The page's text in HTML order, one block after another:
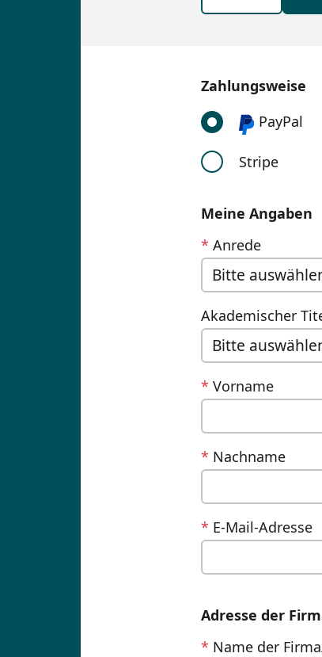
Zahlungsweise
PayPal
Stripe
Meine Angaben
* Anrede
Akademischer
* Vorname
* Nachname
* E-Mail-Adresse
Adresse der
* Name der